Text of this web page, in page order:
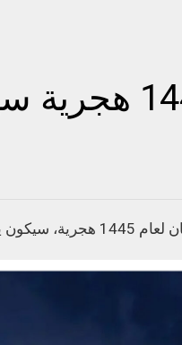
فاتح شهر شعبان لعام
غد الأحد.